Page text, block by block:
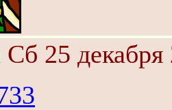
Сб 25